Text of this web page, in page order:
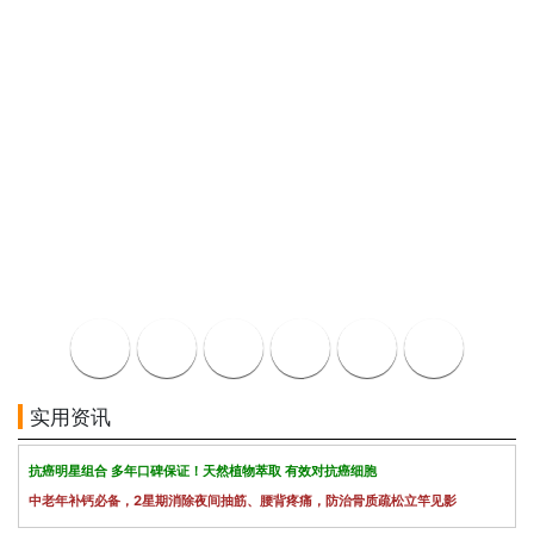
实用资讯
抗癌明星组合 多年口碑保证！天然植物萃取 有效对抗癌细胞
中老年补钙必备，2星期消除夜间抽筋、腰背疼痛，防治骨质疏松立竿见影